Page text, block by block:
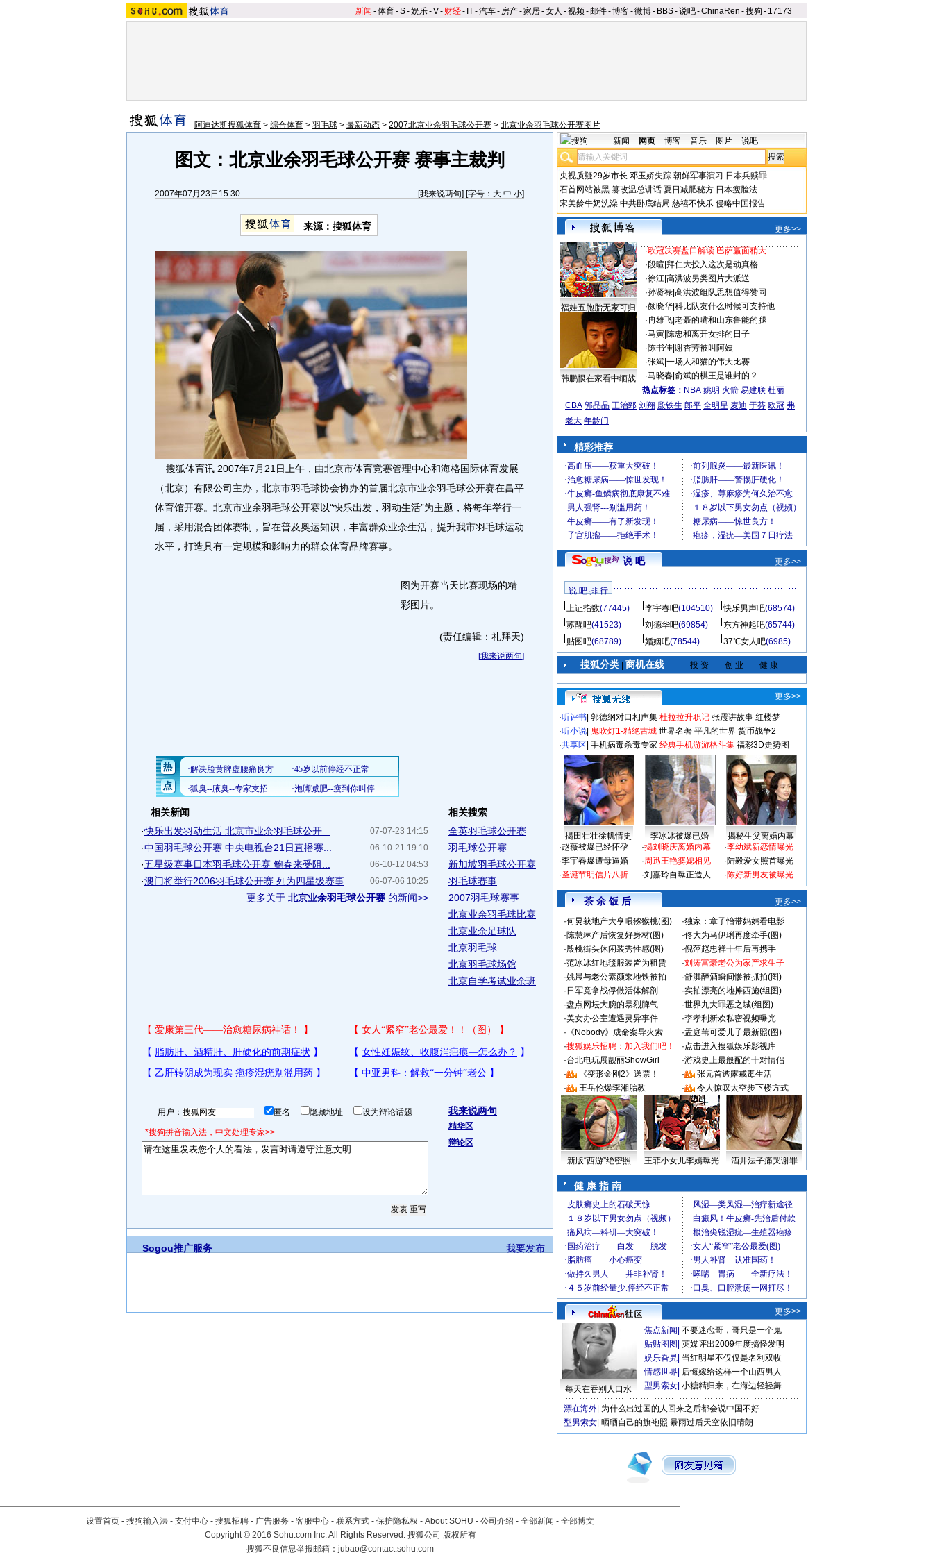
新闻 -体育-S-娱乐-V- 财经- IT-汽车- 房产-家居-女人 -视频-邮件-博客-微博- BBS-说吧-ChinaRen -搜狗 - 17173
阿迪达斯搜狐体育 > 综合体育 > 羽毛球 > 最新动态 > 2007北京业余羽毛球公开赛 > 北京业余羽毛球公开赛图片
图文：北京业余羽毛球公开赛 赛事主裁判
2007年07月23日15:30 [我来说两句] [字号： 大 中 小]
来源：搜狐体育
搜狐体育讯 2007年7月21日上午，由北京市体育竞赛管理中心和海格国际体育发展
（北京）有限公司主办，北京市羽毛球协会协办的首届北京市业余羽毛球公开赛在昌平
体育馆开赛。北京市业余羽毛球公开赛以“快乐出发，羽动生活”为主题，将每年举行一
届，采用混合团体赛制，旨在普及奥运知识，丰富群众业余生活，提升我市羽毛球运动
水平，打造具有一定规模和影响力的群众体育品牌赛事。
图为开赛当天比赛现场的精
彩图片。
(责任编辑：礼拜天)
[我来说两句]
相关新闻
07-07-23 14:15
·快乐出发羽动生活 北京市业余羽毛球公开...
06-10-21 19:10
·中国羽毛球公开赛 中央电视台21日直播赛...
06-10-12 04:53
·五星级赛事日本羽毛球公开赛 鲍春来受阻...
06-07-06 10:25
·澳门将举行2006羽毛球公开赛 列为四星级赛事
更多关于 北京业余羽毛球公开赛 的新闻>>
相关搜索
全英羽毛球公开赛
羽毛球公开赛
新加坡羽毛球公开赛
羽毛球赛事
2007羽毛球赛事
北京业余羽毛球比赛
北京业余足球队
北京羽毛球
北京羽毛球场馆
北京自学考试业余班
用户： 匿名 隐藏地址 设为辩论话题
*搜狗拼音输入法，中文处理专家>>
我来说两句
精华区
辩论区
我要发布
Sogou推广服务
新闻 网页 博客 音乐 图片 说吧
央视质疑29岁市长 邓玉娇失踪 朝鲜军事演习 日本兵赎罪
石首网站被黑 篡改温总讲话 夏日减肥秘方 日本瘦脸法
宋美龄牛奶洗澡 中共卧底结局 慈禧不快乐 侵略中国报告
更多>>
福娃五胞胎无家可归
韩鹏恨在家看中缅战
·欧冠决赛盘口解读 巴萨赢面稍大
·段暄 拜仁大投入这次是动真格
·徐江| 高洪波另类图片大派送
·孙贤禄| 高洪波组队思想值得赞同
·颜晓华| 科比队友什么时候可支持他
·冉雄飞| 老聂的嘴和山东鲁能的腿
·马寅| 陈忠和离开女排的日子
·陈书佳| 谢杏芳被叫阿姨
·张斌| 一场人和猫的伟大比赛
·马晓春| 俞斌的棋王是谁封的？
热点标签： NBA 姚明 火箭 易建联 杜丽
CBA 郭晶晶 王治郅 刘翔 殷铁生 郎平 全明星 麦迪 于芬 欧冠 弗
老大 年龄门
精彩推荐
说 吧 更多>>
说 吧 排 行
上证指数(77445) 李宇春吧(104510) 快乐男声吧(68574)
苏醒吧(41523) 刘德华吧(69854) 东方神起吧(65744)
贴图吧(68789) 婚姻吧(78544) 37℃女人吧(6985)
搜狐分类| 商机在线 投 资 创 业 健 康
更多>>
·听评书 郭德纲对口相声集 杜拉拉升职记 张震讲故事 红楼梦
·听小说 鬼吹灯1-精绝古城 世界名著 平凡的世界 货币战争2
·共享区 手机病毒杀毒专家 经典手机游游格斗集 福彩3D走势图
揭田壮壮徐帆情史 李冰冰被爆已婚
揭秘生父离婚内幕
·赵薇被爆已经怀孕
·李宇春爆遭母逼婚
·圣诞节明信片八折
·揭刘晓庆离婚内幕
·周迅王艳婆媳相见
·刘嘉玲自曝正造人
·李幼斌新恋情曝光
·陆毅爱女照首曝光
·陈好新男友被曝光
茶 余 饭 后
更多>>
·何炅获地产大亨喂猕猴桃(图) ·独家：章子怡带妈妈看电影
·陈慧琳产后恢复好身材(图) ·佟大为马伊琍再度牵手(图)
·殷桃街头休闲装秀性感(图) ·倪萍赵忠祥十年后再携手
·范冰冰红地毯服装皆为租赁 ·刘涛富豪老公为家产求生子
·姚晨与老公素颜乘地铁被拍 ·舒淇醉酒瞬间惨被抓拍(图)
· 日军竟拿战俘做活体解剖 ·实拍漂亮的地摊西施(组图)
·盘点网坛大腕的暴烈脾气 ·世界九大罪恶之城(组图)
·美女办公室遭遇灵异事件 ·李孝利新欢私密视频曝光
· 《Nobody》成命案导火索 ·孟庭苇可爱儿子最新照(图)
·搜狐娱乐招聘：加入我们吧！ ·点击进入搜狐娱乐影视库
·台北电玩展靓丽ShowGirl ·游戏史上最般配的十对情侣
·
《变形金刚2》送票！ ·
张元首透露戒毒生活
·
王岳伦爆李湘胎教 · 令人惊叹太空步下楼方式
新版“西游”绝密照 王菲小女儿李嫣曝光 酒井法子痛哭谢罪
健 康 指 南
更多>>
每天在吞别人口水
焦点新闻 不要迷恋哥，哥只是一个鬼
贴贴图图 英媒评出2009年度搞怪发明
娱乐旮旯 当红明星不仅仅是名利双收
情感世界 后悔嫁给这样一个山西男人
型男索女 小糖精归来，在海边轻轻舞
漂在海外 为什么出过国的人回来之后都会说中国不好
型男索女 晒晒自己的旗袍照 暴雨过后天空依旧晴朗
设置首页 - 搜狗输入法 - 支付中心 - 搜狐招聘 - 广告服务 - 客服中心 - 联系方式 - 保护隐私权 - About SOHU - 公司介绍 - 全部新闻 - 全部博文
Copyright©2016 Sohu.com Inc. All Rights Reserved. 搜狐公司 版权所有
搜狐不良信息举报邮箱： jubao@contact.sohu.com